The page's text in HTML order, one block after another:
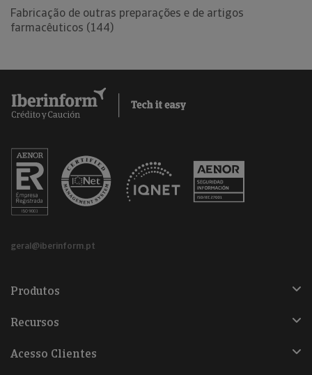
Fabricação de outras preparações e de artigos
farmacêuticos (144)
geral@iberinform.pt
Produtos
Recursos
Acesso Clientes